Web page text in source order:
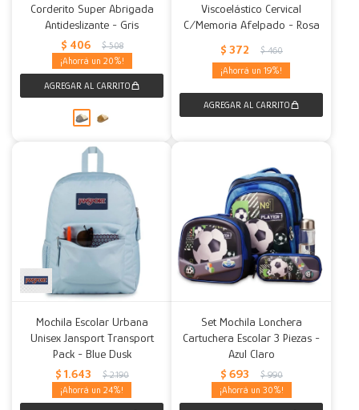
Corderito Super Abrigada
Antideslizante - Gris
$ 406 $ 508
20
Viscoelástico Cervical
C/Memoria Afelpado - Rosa
$ 372 $ 460
19
Mochila Escolar Urbana
Unisex Jansport Transport
Pack - Blue Dusk
$ 1.643 $ 2.190
24
Set Mochila Lonchera
Cartuchera Escolar 3 Piezas -
Azul Claro
$ 693 $ 990
30